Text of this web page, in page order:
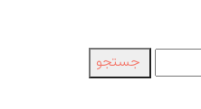
جستجو